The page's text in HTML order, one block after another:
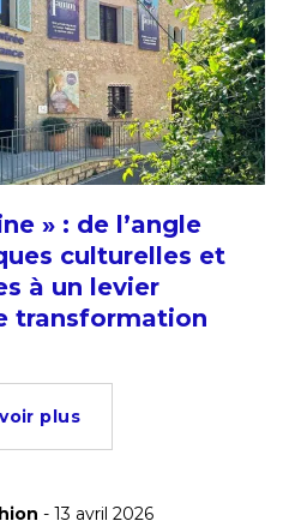
» : de l’angle
culturelles et
à un levier
transformation
plus
- 13 avril 2026